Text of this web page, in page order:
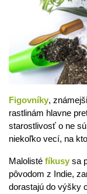
Figovníky,
rastlinám hlavne
starostlivosť o ne
niekoľko vecí, na
Malolisté fíkusy sa
pôvodom z Indie,
dorastajú do výšky